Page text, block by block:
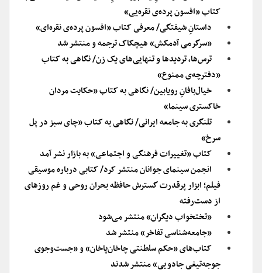
کتاب «افسون پرده‌ی نقره‌یی»
داستانِ شیفتگی/ معرفی کتاب «افسون پرده‌ی نقره‌ای»
«سرگرمی آدمکش» هیچکاک ترجمه و منتشر شد
ترس‌ها، تردیدها و تنهایی‌های یک زن/ نگاهی به کتاب
«دفترچه‌ی ممنوع»
خیال‌بافانِ رویابین/ نگاهی به کتاب «حکایت مردان
خاکستری سینما»
تلنگری به جامعه ایرانی/ نگاهی به کتاب «چای سبز در پل
سرخ»
کتاب «تغییرات فرهنگی و اجتماعی» به بازار نشر آمد
انجمن سینمای جوانان منتشر کرد/ کتابی درباره موسیقی
فیلم؛ ابزار پرقدرت گسترش حافظه بحران روحی و غم روزهای
از دست‌رفته
«تختخواب دیگران» منتشر می‌شود
«جامعه‌شناسی تفاخر» منتشر شد
کتاب‌های «حکم سلطنتی چاخان‌پاخان» و «جست‌وجوی
جوجه‌تیغی جادویی» منتشر شدند